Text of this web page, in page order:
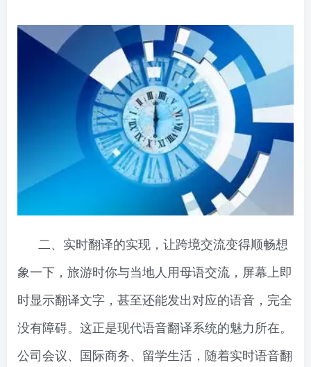
二、实时翻译的实现，让跨境交流变得顺畅想
象一下，旅游时你与当地人用母语交流，屏幕上即
时显示翻译文字，甚至还能发出对应的语音，完全
没有障碍。这正是现代语音翻译系统的魅力所在。
公司会议、国际商务、留学生活，随着实时语音翻